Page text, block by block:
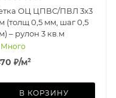
ОЦ ЦПВС/ПВЛ 3х3
(толщ 0,5 мм, шаг 0,5
– рулон 3 кв.м
Много
₽/м²
В КОРЗИНУ